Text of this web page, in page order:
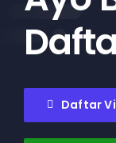
Daftar